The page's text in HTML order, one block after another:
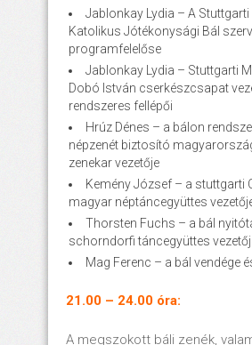
Jablonkay Lydia – A
Katolikus Jótékonysági Bál
programfelelőse
Jablonkay Lydia – Stuttgarti
Dobó István cserkészcsapat
rendszeres fellépői
Hrúz Dénes – a bálon
népzenét biztosító
zenekar vezetője
Kemény József – a stuttgarti
magyar néptáncegyüttes
Thorsten Fuchs – a bál
schorndorfi táncegyüttes
Mag Ferenc – a bál vendége
21.00 – 24.00 óra:
A megszokott báli zenék,